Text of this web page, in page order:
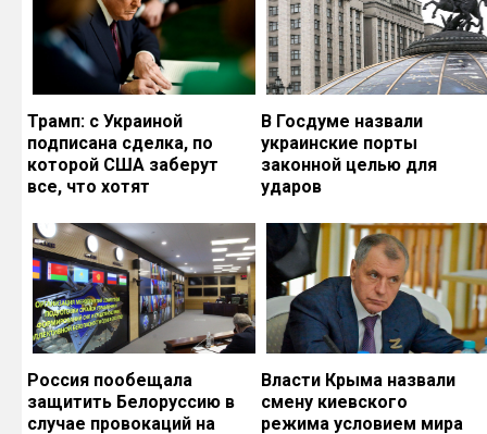
Трамп: с Украиной
подписана сделка, по
которой США заберут
все, что хотят
В Госдуме назвали
украинские порты
законной целью для
ударов
Россия пообещала
защитить Белоруссию в
случае провокаций на
Власти Крыма назвали
смену киевского
режима условием мира